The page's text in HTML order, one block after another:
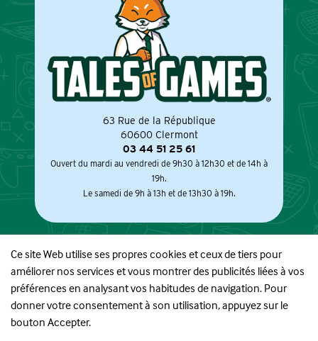
63 Rue de la République
60600 Clermont
03 44 51 25 61
Ouvert du mardi au vendredi de 9h30 à 12h30 et de 14h à
19h.
Le samedi de 9h à 13h et de 13h30 à 19h.
À PROPOS
BOUTIQUE
Ce site Web utilise ses propres cookies et ceux de tiers pour
améliorer nos services et vous montrer des publicités liées à vos
préférences en analysant vos habitudes de navigation. Pour
donner votre consentement à son utilisation, appuyez sur le
bouton Accepter.